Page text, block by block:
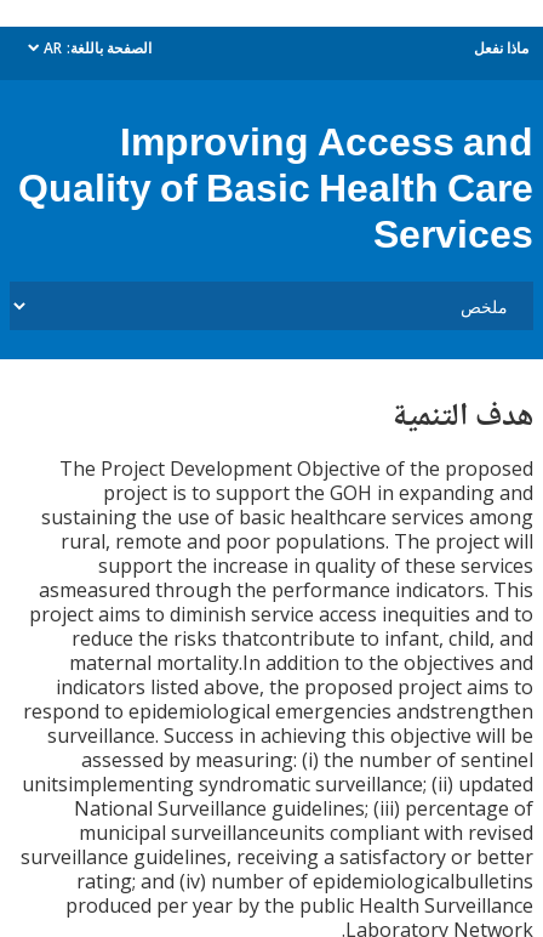
الصفحة باللغة: AR
dropdown
Improving Access
Quality of Basic Health
The Project Development Objective of the
project is to support the GOH in
sustaining the use of basic healthcare services
rural, remote and poor populations. The
support the increase in quality of these
asmeasured through the performance
project aims to diminish service access inequities
reduce the risks thatcontribute to infant,
maternal mortality.In addition to the
indicators listed above, the proposed project
respond to epidemiological emergencies
surveillance. Success in achieving this objective
assessed by measuring: (i) the number of
unitsimplementing syndromatic surveillance; (ii)
National Surveillance guidelines; (iii)
municipal surveillanceunits compliant with
surveillance guidelines, receiving a satisfactory or
rating; and (iv) number of
produced per year by the public Health
Laboratory